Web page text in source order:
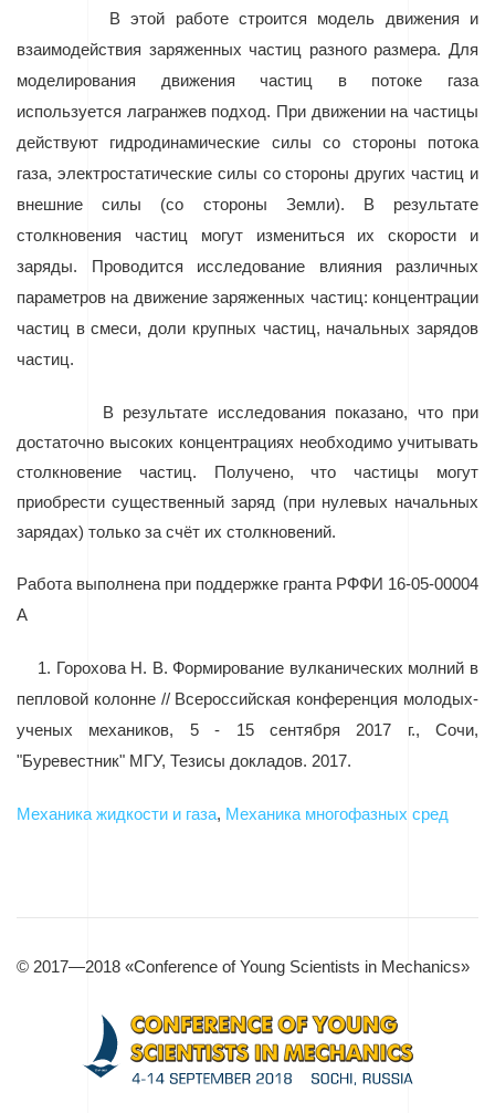
В этой работе строится модель движения и
взаимодействия заряженных частиц разного размера. Для
моделирования движения частиц в потоке газа
используется лагранжев подход. При движении на частицы
действуют гидродинамические силы со стороны потока
газа, электростатические силы со стороны других частиц и
внешние силы (со стороны Земли). В результате
столкновения частиц могут измениться их скорости и
заряды. Проводится исследование влияния различных
параметров на движение заряженных частиц: концентрации
частиц в смеси, доли крупных частиц, начальных зарядов
частиц.
В результате исследования показано, что при
достаточно высоких концентрациях необходимо учитывать
столкновение частиц. Получено, что частицы могут
приобрести существенный заряд (при нулевых начальных
зарядах) только за счёт их столкновений.
Работа выполнена при поддержке гранта РФФИ 16-05-00004
А
1. Горохова Н. В. Формирование вулканических молний в
пепловой колонне // Всероссийская конференция молодых-
ученых механиков, 5 - 15 сентября 2017 г., Сочи,
"Буревестник" МГУ, Тезисы докладов. 2017.
Механика жидкости и газа, Механика многофазных сред
© 2017—2018 «Conference of Young Scientists in Mechanics»